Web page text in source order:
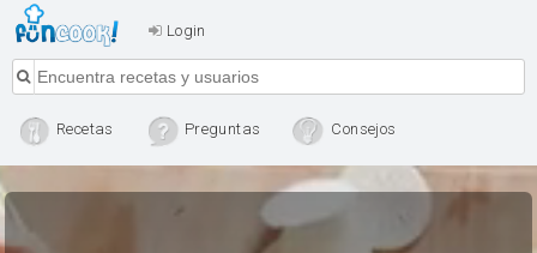
Login
Recetas Preguntas Consejos